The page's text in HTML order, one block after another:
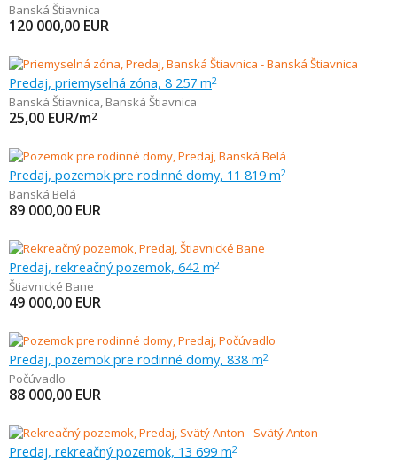
Banská Štiavnica
120 000,00 EUR
Predaj, priemyselná zóna, 8 257 m2
Banská Štiavnica, Banská Štiavnica
25,00 EUR/m2
Predaj, pozemok pre rodinné domy, 11 819 m2
Banská Belá
89 000,00 EUR
Predaj, rekreačný pozemok, 642 m2
Štiavnické Bane
49 000,00 EUR
Predaj, pozemok pre rodinné domy, 838 m2
Počúvadlo
88 000,00 EUR
Predaj, rekreačný pozemok, 13 699 m2